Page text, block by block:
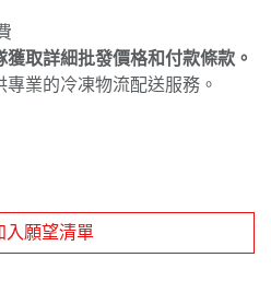
取詳細批發價格和付款條款。
專業的冷凍物流配送服務。
入願望清單